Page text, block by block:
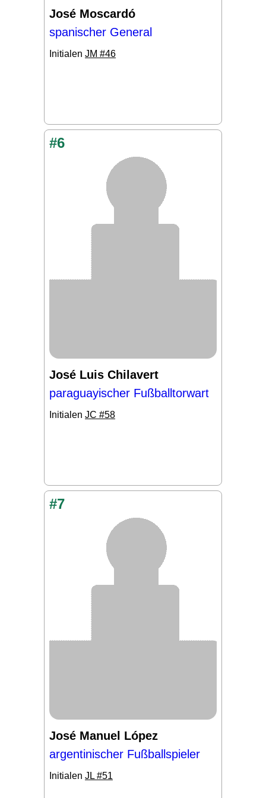
José Moscardó
spanischer General
Initialen JM #46
#6
José Luis Chilavert
paraguayischer Fußballtorwart
Initialen JC #58
#7
José Manuel López
argentinischer Fußballspieler
Initialen JL #51